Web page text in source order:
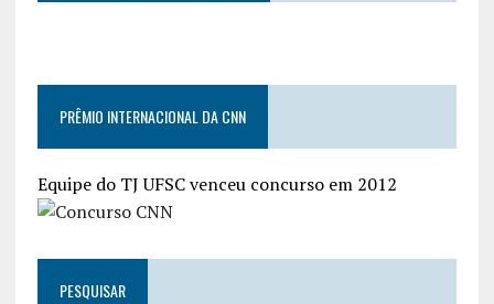
PRÊMIO INTERNACIONAL DA CNN
Equipe do TJ UFSC venceu concurso em 2012
PESQUISAR